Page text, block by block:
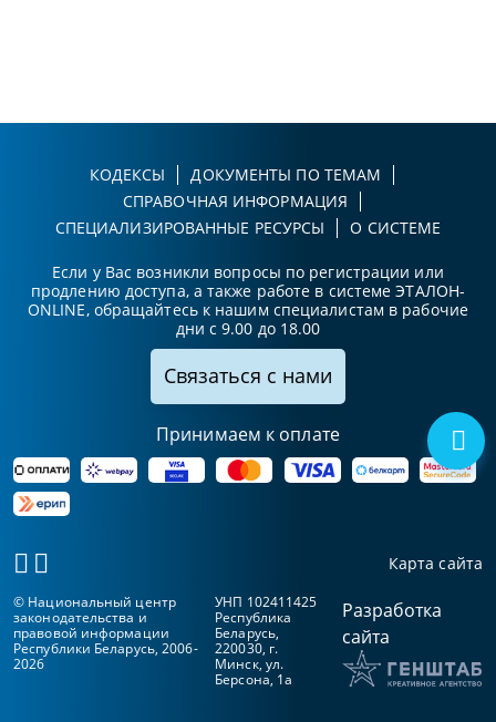
КОДЕКСЫ
ДОКУМЕНТЫ ПО ТЕМАМ
СПРАВОЧНАЯ ИНФОРМАЦИЯ
СПЕЦИАЛИЗИРОВАННЫЕ РЕСУРСЫ
О СИСТЕМЕ
Если у Вас возникли вопросы по регистрации или
продлению доступа, а также работе в системе ЭТАЛОН-
ONLINE, обращайтесь к нашим специалистам в рабочие
дни с 9.00 до 18.00
Связаться с нами
Принимаем к оплате
Карта сайта
© Национальный центр
законодательства и
правовой информации
Республики Беларусь, 2006-
2026
УНП 102411425
Республика
Беларусь,
220030, г.
Минск, ул.
Берсона, 1а
Разработка
сайта